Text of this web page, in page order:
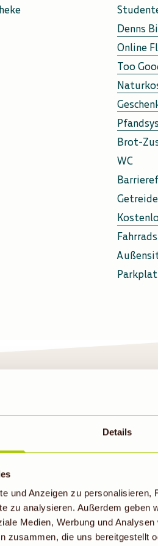
Details
und Anzeigen zu
zu analysieren. Außerdem geben
Medien, Werbung und
zusammen, die uns bereitgestellt
Denns
Online
Too
Brot-
WC
DENNS
in Flensburg